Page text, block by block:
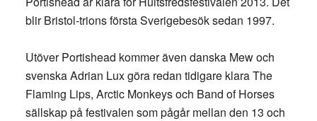
blir Bristol-trions första Sverigebesök sedan 1997.
Utöver Portishead kommer även danska Mew och
svenska Adrian Lux göra redan tidigare klara The
Flaming Lips, Arctic Monkeys och Band of Horses
sällskap på festivalen som pågår mellan den 13 och